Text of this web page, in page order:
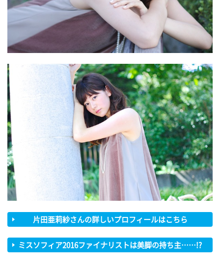
片田亜莉紗さんの詳しいプロフィールはこちら
ミスソフィア2016ファイナリストは美脚の持ち主……!?